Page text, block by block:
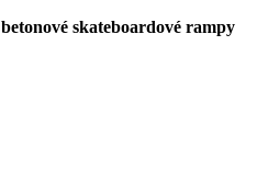
betonové skateboardové rampy